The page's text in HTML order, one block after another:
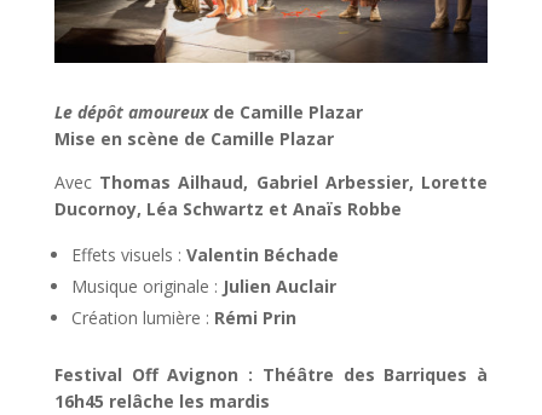
Le dépôt amoureuxde Camille Plazar
Mise en scène de Camille Plazar
Avec Thomas Ailhaud, Gabriel Arbessier, Lorette
Ducornoy, Léa Schwartz et Anaïs Robbe
Effets visuels : Valentin Béchade
Musique originale : Julien Auclair
Création lumière : Rémi Prin
Festival Off Avignon : Théâtre des Barriques à
16h45 relâche les mardis